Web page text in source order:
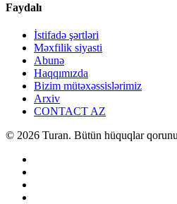
Faydalı
İstifadə şərtləri
Məxfilik siyasti
Abunə
Haqqımızda
Bizim mütəxəssislərimiz
Arxiv
CONTACT AZ
© 2026 Turan. Bütün hüquqlar